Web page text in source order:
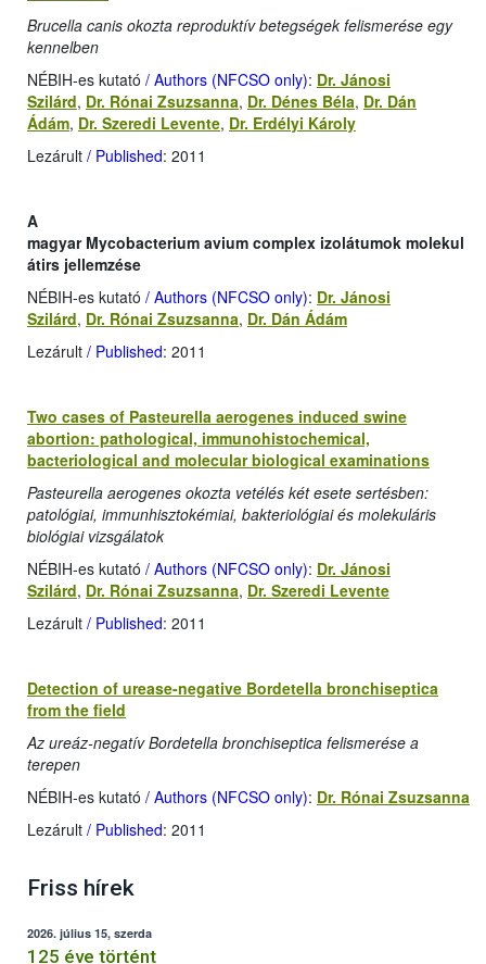
Brucella canis okozta reproduktív betegségek felismerése egy
kennelben
NÉBIH-es kutató / Authors (NFCSO only): Dr. Jánosi
Szilárd, Dr. Rónai Zsuzsanna, Dr. Dénes Béla, Dr. Dán
Ádám, Dr. Szeredi Levente, Dr. Erdélyi Károly
Lezárult / Published: 2011
A
magyar Mycobacterium avium complex izolátumok molekul
átirs jellemzése
NÉBIH-es kutató / Authors (NFCSO only): Dr. Jánosi
Szilárd, Dr. Rónai Zsuzsanna, Dr. Dán Ádám
Lezárult / Published: 2011
Two cases of Pasteurella aerogenes induced swine
abortion: pathological, immunohistochemical,
bacteriological and molecular biological examinations
Pasteurella aerogenes okozta vetélés két esete sertésben:
patológiai, immunhisztokémiai, bakteriológiai és molekuláris
biológiai vizsgálatok
NÉBIH-es kutató / Authors (NFCSO only): Dr. Jánosi
Szilárd, Dr. Rónai Zsuzsanna, Dr. Szeredi Levente
Lezárult / Published: 2011
Detection of urease-negative Bordetella bronchiseptica
from the field
Az ureáz-negatív Bordetella bronchiseptica felismerése a
terepen
NÉBIH-es kutató / Authors (NFCSO only): Dr. Rónai Zsuzsanna
Lezárult / Published: 2011
Friss hírek
2026. július 15, szerda
125 éve történt